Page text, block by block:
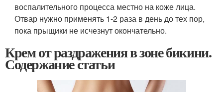
воспалительного процесса местно на коже лица.
Отвар нужно применять 1-2 раза в день до тех пор,
пока прыщики не исчезнут окончательно.
Крем от раздражения в зоне бикини.
Содержание статьи